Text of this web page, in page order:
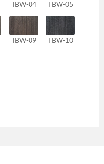
TBW-04 TBW-05
TBW-09 TBW-10